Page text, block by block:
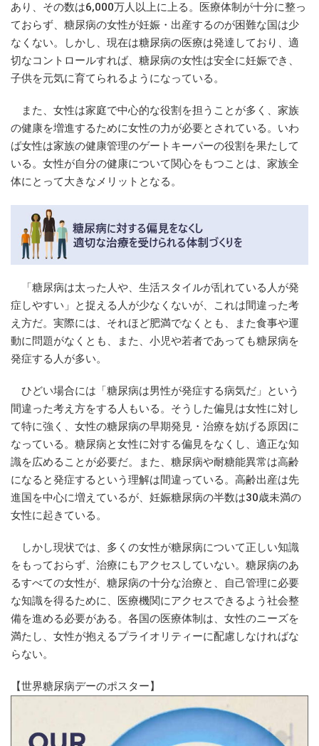
あり、その数は6,000万人以上に上る。医療体制が十分に整っ
ておらず、糖尿病の女性が妊娠・出産するのが困難な国は少
なくない。しかし、現在は糖尿病の医療は発達しており、適
切なコントロールすれば、糖尿病の女性は安全に妊娠でき、
子供を元気に育てられるようになっている。
また、女性は家庭で中心的な役割を担うことが多く、家族
の健康を増進するために女性の力が必要とされている。いわ
ば女性は家族の健康管理のゲートキーパーの役割を果たして
いる。女性が自分の健康について関心をもつことは、家族全
体にとって大きなメリットとなる。
「糖尿病は太った人や、生活スタイルが乱れている人が発
症しやすい」と捉える人が少なくないが、これは間違った考
え方だ。実際には、それほど肥満でなくとも、また食事や運
動に問題がなくとも、また、小児や若者であっても糖尿病を
発症する人が多い。
ひどい場合には「糖尿病は男性が発症する病気だ」という
間違った考え方をする人もいる。そうした偏見は女性に対し
て特に強く、女性の糖尿病の早期発見・治療を妨げる原因に
なっている。糖尿病と女性に対する偏見をなくし、適正な知
識を広めることが必要だ。また、糖尿病や耐糖能異常は高齢
になると発症するという理解は間違っている。高齢出産は先
進国を中心に増えているが、妊娠糖尿病の半数は30歳未満の
女性に起きている。
しかし現状では、多くの女性が糖尿病について正しい知識
をもっておらず、治療にもアクセスしていない。糖尿病のあ
るすべての女性が、糖尿病の十分な治療と、自己管理に必要
な知識を得るために、医療機関にアクセスできるよう社会整
備を進める必要がある。各国の医療体制は、女性のニーズを
満たし、女性が抱えるプライオリティーに配慮しなければな
らない。
【世界糖尿病デーのポスター】